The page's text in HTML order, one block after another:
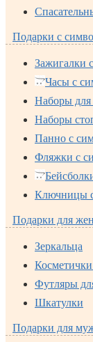
Подарки с
Зажигалки
Часы с
Наборы для
Наборы
Панно с
Фляжки с
Ключницы
Подарки для
Зеркальца
Футляры
Шкатулки
Подарки для